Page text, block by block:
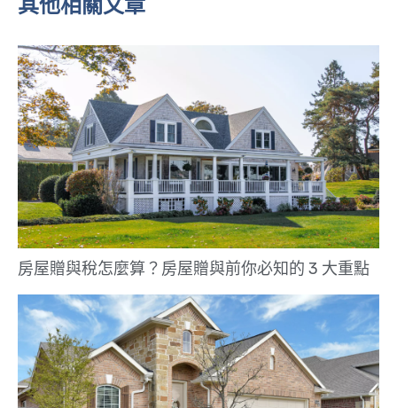
其他相關文章
房屋贈與稅怎麼算？房屋贈與前你必知的 3 大重點